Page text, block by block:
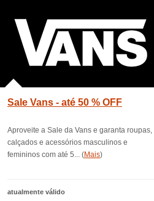
Sale Vans - até 50 % OFF
Aproveite a Sale da Vans e garanta roupas,
calçados e acessórios masculinos e
femininos com até 5... (Mais)
atualmente válido